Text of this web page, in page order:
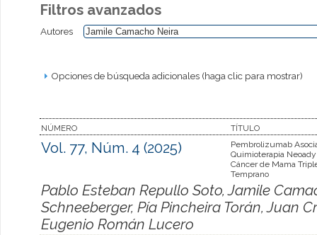
Filtros avanzados
Autores
Opciones de búsqueda adicionales (haga clic para mostrar)
NÚMERO TÍTULO
Vol. 77, Núm. 4 (2025)
Pembrolizumab
Quimioterapia
Cáncer de Mama
Temprano
Pablo Esteban Repullo Soto, Jamile
Schneeberger, Pía Pincheira Torán, Juan
Eugenio Román Lucero